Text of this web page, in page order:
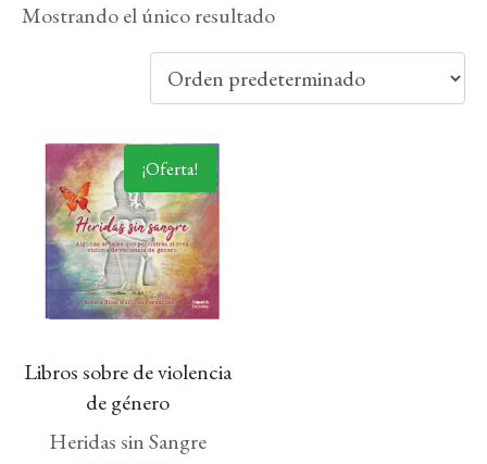
Mostrando el único resultado
¡Oferta!
Libros sobre de violencia
de género
Heridas sin Sangre